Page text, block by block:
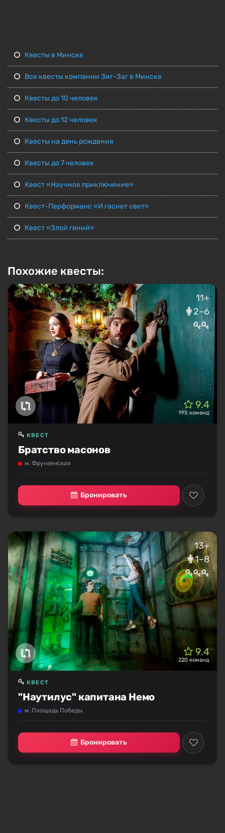
Квесты в Минске
Все квесты компании Зиг-Заг в Минске
Квесты до 10 человек
Квесты до 12 человек
Квесты на день рождения
Квесты до 7 человек
Квест «Научное приключение»
Квест-Перформанс «И гаснет свет»
Квест «Злой гений»
Похожие квесты:
11+
2–6
9.4
195 команд
Братство масонов
КВЕСТ
м. Фрунзенская
Бронировать
13+
1–8
9.4
220 команд
"Наутилус" капитана Немо
КВЕСТ
м. Площадь Победы
Бронировать